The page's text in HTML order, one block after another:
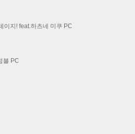
이지! feat.하츠네 미쿠 PC
블 PC